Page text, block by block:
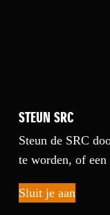
STEUN SRC
Steun de SRC
te worden, of
Sluit je aan